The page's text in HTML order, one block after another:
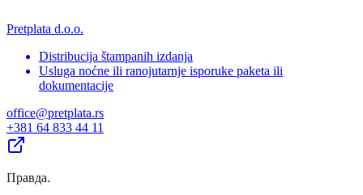
Pretplata d.o.o.
Distribucija štampanih izdanja
Usluga noćne ili ranojutarnje isporuke paketa ili
dokumentacije
office@pretplata.rs
+381 64 833 44 11
Правда.